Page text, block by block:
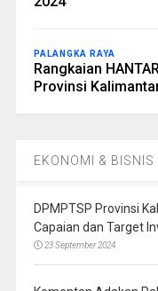
PALANGKA RAYA
Rangkaian
Provinsi
EKONOMI & BISNIS
DPMPTSP Provinsi
Capaian dan Target
23 September 2024